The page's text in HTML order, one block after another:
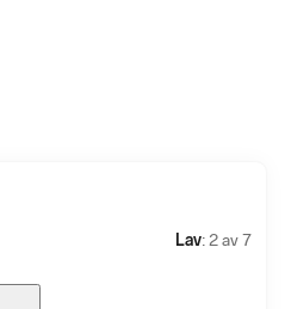
Lav: 2 av 7